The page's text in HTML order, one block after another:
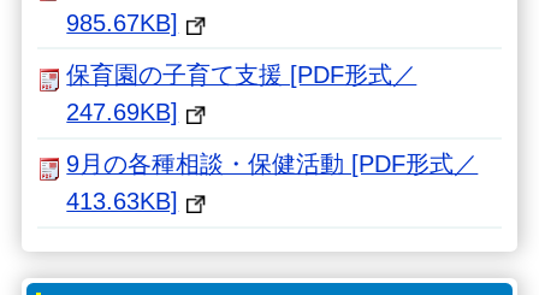
985.67KB]
保育園の子育て支援 [PDF形式／
247.69KB]
9月の各種相談・保健活動 [PDF形式／
413.63KB]